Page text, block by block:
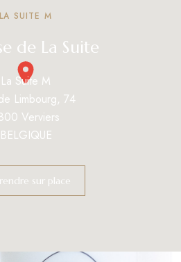
LA SUITE M
de La Suite
La Suite M
Limbourg, 74
Verviers
BELGIQUE
sur place